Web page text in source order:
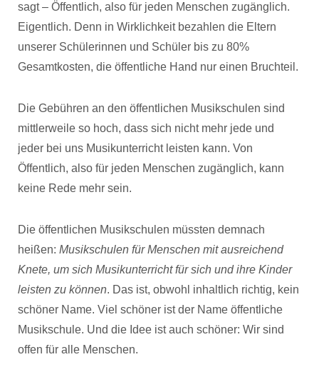
sagt – Öffentlich, also für jeden Menschen zugänglich.
Eigentlich. Denn in Wirklichkeit bezahlen die Eltern
unserer Schülerinnen und Schüler bis zu 80%
Gesamtkosten, die öffentliche Hand nur einen Bruchteil.
Die Gebühren an den öffentlichen Musikschulen sind
mittlerweile so hoch, dass sich nicht mehr jede und
jeder bei uns Musikunterricht leisten kann. Von
Öffentlich, also für jeden Menschen zugänglich, kann
keine Rede mehr sein.
Die öffentlichen Musikschulen müssten demnach
heißen: Musikschulen für Menschen mit ausreichend
Knete, um sich Musikunterricht für sich und ihre Kinder
leisten zu können. Das ist, obwohl inhaltlich richtig, kein
schöner Name. Viel schöner ist der Name öffentliche
Musikschule. Und die Idee ist auch schöner: Wir sind
offen für alle Menschen.